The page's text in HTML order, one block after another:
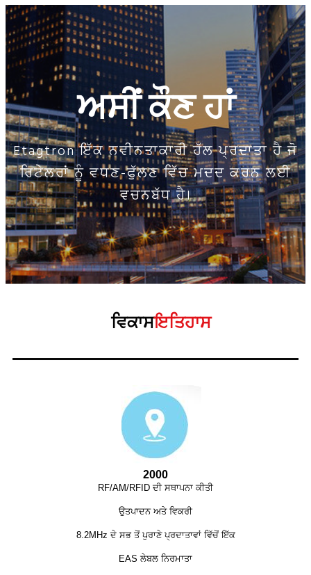
ਅਸੀਂ ਕੌਣ ਹਾਂ
Etagtron ਇੱਕ ਨਵੀਨਤਾਕਾਰੀ ਹੱਲ ਪ੍ਰਦਾਤਾ ਹੈ ਜੋ
ਰਿਟੇਲਰਾਂ ਨੂੰ ਵਧਣ-ਫੁੱਲਣ ਵਿੱਚ ਮਦਦ ਕਰਨ ਲਈ
ਵਚਨਬੱਧ ਹੈ।
ਵਿਕਾਸਇਤਿਹਾਸ
2000
RF/AM/RFID ਦੀ ਸਥਾਪਨਾ ਕੀਤੀ
ਉਤਪਾਦਨ ਅਤੇ ਵਿਕਰੀ
8.2MHz ਦੇ ਸਭ ਤੋਂ ਪੁਰਾਣੇ ਪ੍ਰਦਾਤਾਵਾਂ ਵਿੱਚੋਂ ਇੱਕ
EAS ਲੇਬਲ ਨਿਰਮਾਤਾ